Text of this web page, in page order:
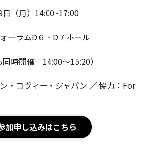
（月）14:00~17:00
ーラムD６・D７ホール
時開催 14:00〜15:20）
・コヴィー・ジャパン ／ 協力：For
加申し込みはこちら